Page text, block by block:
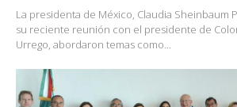
La presidenta de México, Claudia Sheinbaum
su reciente reunión con el presidente de
Urrego, abordaron temas como...